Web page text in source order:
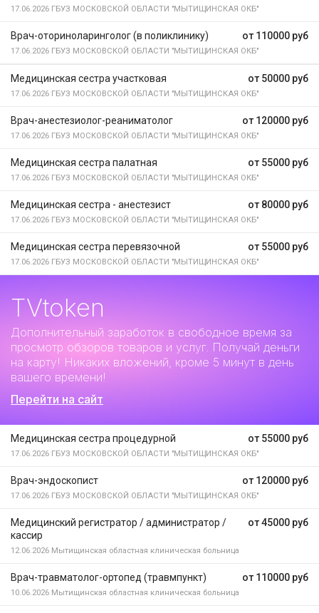
17.06.2026 ГБУЗ МОСКОВСКОЙ ОБЛАСТИ "МЫТИЩИНСКАЯ ОКБ"
от 110000 руб
Врач-оториноларинголог (в поликлинику)
17.06.2026 ГБУЗ МОСКОВСКОЙ ОБЛАСТИ "МЫТИЩИНСКАЯ ОКБ"
от 50000 руб
Медицинская сестра участковая
17.06.2026 ГБУЗ МОСКОВСКОЙ ОБЛАСТИ "МЫТИЩИНСКАЯ ОКБ"
от 120000 руб
Врач-анестезиолог-реаниматолог
17.06.2026 ГБУЗ МОСКОВСКОЙ ОБЛАСТИ "МЫТИЩИНСКАЯ ОКБ"
от 55000 руб
Медицинская сестра палатная
17.06.2026 ГБУЗ МОСКОВСКОЙ ОБЛАСТИ "МЫТИЩИНСКАЯ ОКБ"
от 80000 руб
Медицинская сестра - анестезист
17.06.2026 ГБУЗ МОСКОВСКОЙ ОБЛАСТИ "МЫТИЩИНСКАЯ ОКБ"
от 55000 руб
Медицинская сестра перевязочной
17.06.2026 ГБУЗ МОСКОВСКОЙ ОБЛАСТИ "МЫТИЩИНСКАЯ ОКБ"
TVtoken
Дополнительный заработок в свободное время за
просмотр обзоров товаров и услуг. Получай деньги
на карту! Никаких вложений, кроме 5 минут в день
вашего времени!
Перейти на сайт
от 55000 руб
Медицинская сестра процедурной
17.06.2026 ГБУЗ МОСКОВСКОЙ ОБЛАСТИ "МЫТИЩИНСКАЯ ОКБ"
от 120000 руб
Врач-эндоскопист
17.06.2026 ГБУЗ МОСКОВСКОЙ ОБЛАСТИ "МЫТИЩИНСКАЯ ОКБ"
от 45000 руб
Медицинский регистратор / администратор /
кассир
12.06.2026 Мытищинская областная клиническая больница
от 110000 руб
Врач-травматолог-ортопед (травмпункт)
10.06.2026 Мытищинская областная клиническая больница